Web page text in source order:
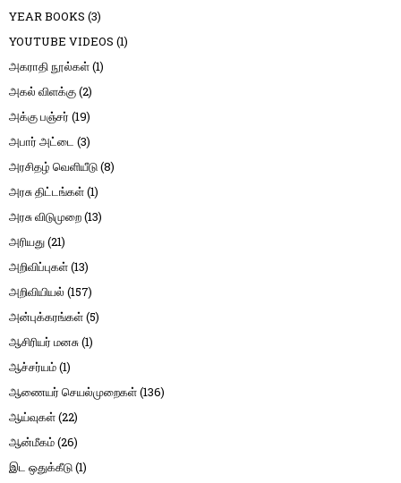
YEAR BOOKS (3)
YOUTUBE VIDEOS (1)
அகராதி நூல்கள்(1)
அகல் விளக்கு(2)
அக்கு பஞ்சர் (19)
அபார் அட்டை (3)
அரசிதழ் வெளியீடு(8)
அரசு திட்டங்கள்(1)
அரசு விடுமுறை(13)
அரியது(21)
அறிவிப்புகள்(13)
அறிவியியல் (157)
அன்புக்கரங்கள்(5)
ஆசிரியர் மனசு(1)
ஆச்சர்யம்(1)
ஆணையர் செயல்முறைகள்(136)
ஆய்வுகள்(22)
ஆன்மீகம்(26)
இட ஒதுக்கீடு(1)